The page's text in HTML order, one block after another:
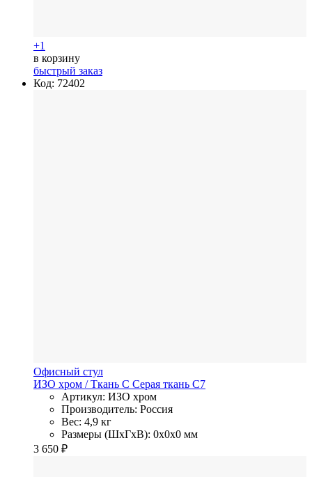
+1
в корзину
быстрый заказ
Код: 72402
Офисный стул
ИЗО хром / Ткань C Cерая ткань C7
Артикул: ИЗО хром
Производитель: Россия
Вес: 4,9 кг
Размеры (ШхГхВ): 0x0x0 мм
3 650 ₽